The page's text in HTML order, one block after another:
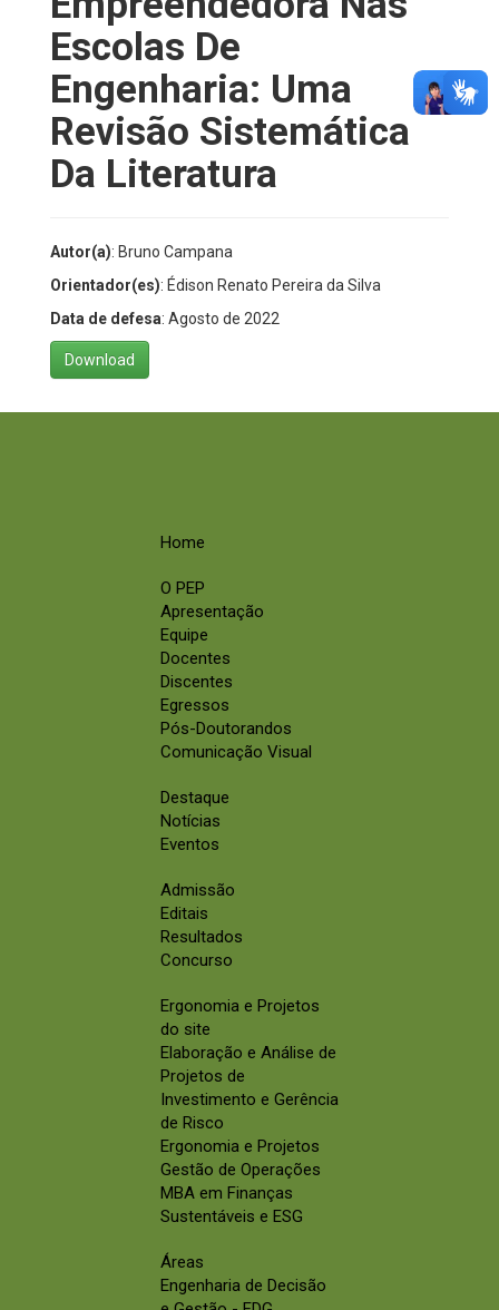
Escolas De
Engenharia: Uma
Revisão Sistemática
Da Literatura
Autor(a): Bruno Campana
Orientador(es): Édison Renato Pereira da Silva
Data de defesa: Agosto de 2022
Download
Home
O PEP
Apresentação
Equipe
Docentes
Discentes
Egressos
Pós-Doutorandos
Comunicação Visual
Destaque
Notícias
Eventos
Admissão
Editais
Resultados
Concurso
Ergonomia e Projetos
do site
Elaboração e Análise de
Projetos de
Investimento e Gerência
de Risco
Ergonomia e Projetos
Gestão de Operações
MBA em Finanças
Sustentáveis e ESG
Áreas
Engenharia de Decisão